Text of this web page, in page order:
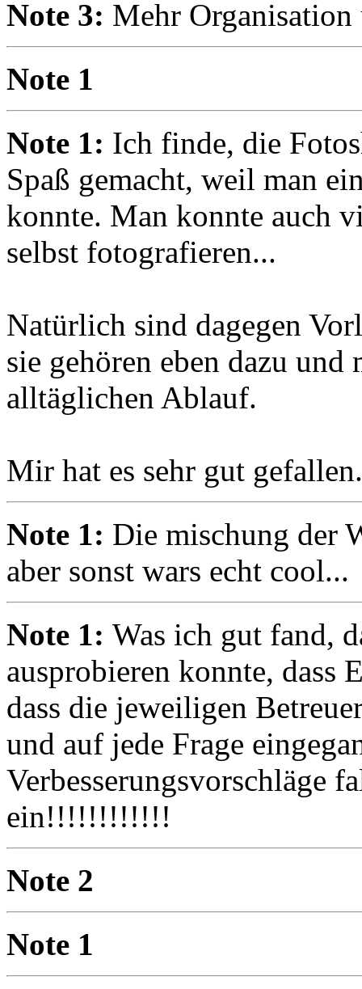
Note 3: Mehr
Note 1
Note 1: Ich finde, die
Spaß gemacht, weil man
konnte. Man konnte auch
selbst fotografieren...
Natürlich sind dagegen
sie gehören eben dazu und
alltäglichen Ablauf.
Mir hat es sehr gut gefallen.
Note 1: Die mischung der
aber sonst wars echt cool...
Note 1: Was ich gut fand,
ausprobieren konnte, dass
dass die jeweiligen
und auf jede Frage
Verbesserungsvorschläge
ein!!!!!!!!!!!!
Note 2
Note 1